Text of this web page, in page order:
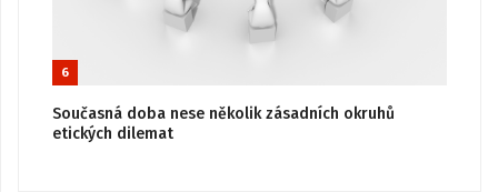
6
Současná doba nese několik zásadních okruhů
etických dilemat